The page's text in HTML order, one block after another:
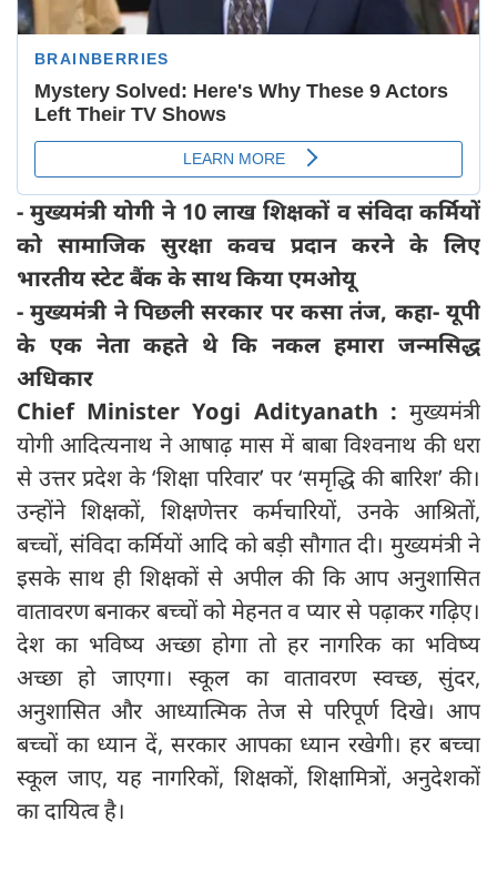
- मुख्यमंत्री योगी ने 10 लाख शिक्षकों व संविदा कर्मियों
को सामाजिक सुरक्षा कवच प्रदान करने के लिए
भारतीय स्टेट बैंक के साथ किया एमओयू
- मुख्यमंत्री ने पिछली सरकार पर कसा तंज, कहा- यूपी
के एक नेता कहते थे कि नकल हमारा जन्मसिद्ध
अधिकार
Chief Minister Yogi Adityanath : मुख्यमंत्री
योगी आदित्यनाथ ने आषाढ़ मास में बाबा विश्वनाथ की धरा
से उत्तर प्रदेश के ‘शिक्षा परिवार’ पर ‘समृद्धि की बारिश’ की।
उन्होंने शिक्षकों, शिक्षणेत्तर कर्मचारियों, उनके आश्रितों,
बच्चों, संविदा कर्मियों आदि को बड़ी सौगात दी। मुख्यमंत्री ने
इसके साथ ही शिक्षकों से अपील की कि आप अनुशासित
वातावरण बनाकर बच्चों को मेहनत व प्यार से पढ़ाकर गढ़िए।
देश का भविष्य अच्छा होगा तो हर नागरिक का भविष्य
अच्छा हो जाएगा। स्कूल का वातावरण स्वच्छ, सुंदर,
अनुशासित और आध्यात्मिक तेज से परिपूर्ण दिखे। आप
बच्चों का ध्यान दें, सरकार आपका ध्यान रखेगी। हर बच्चा
स्कूल जाए, यह नागरिकों, शिक्षकों, शिक्षामित्रों, अनुदेशकों
का दायित्व है।